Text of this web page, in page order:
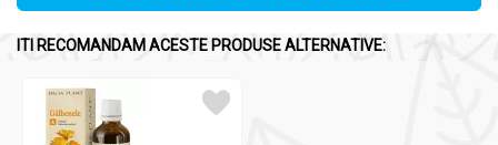
ITI RECOMANDAM ACESTE PRODUSE ALTERNATIVE: